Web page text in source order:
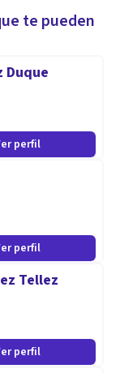
te pueden
Duque
perfil
perfil
Tellez
perfil